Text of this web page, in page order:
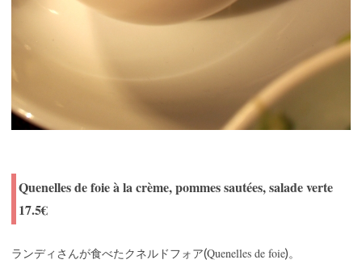
Quenelles de foie à la crème, pommes sautées, salade verte
17.5€
ランディさんが食べたクネルドフォア(Quenelles de foie)。